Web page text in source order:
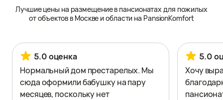
Лучшие цены на размещение в пансионатах для пожилых
от объектов в Москве и области на PansionKomfort
5.0 оценка
Нормальный дом престарелых. Мы
сюда оформили бабушку на пару
месяцев, поскольку нет
5.0
Хочу